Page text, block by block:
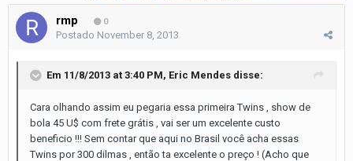
rmp 0
Postado November 8, 2013
Em 11/8/2013 at 3:40 PM, Eric Mendes disse:
Cara olhando assim eu pegaria essa primeira Twins , show de
bola 45 U$ com frete grátis , vai ser um excelente custo
beneficio !!! Sem contar que aqui no Brasil você acha essas
Twins por 300 dilmas , então ta excelente o preço ! (Acho que